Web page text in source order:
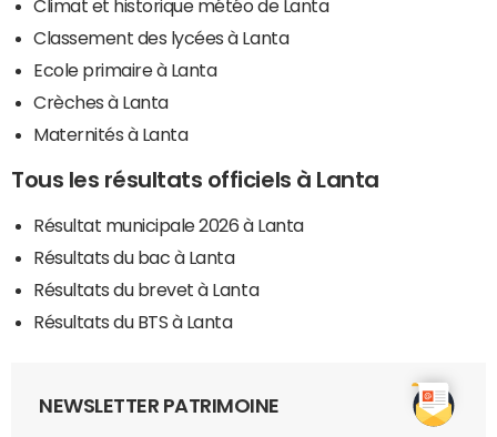
Climat et historique météo de Lanta
Classement des lycées à Lanta
Ecole primaire à Lanta
Crèches à Lanta
Maternités à Lanta
Tous les résultats officiels à Lanta
Résultat municipale 2026 à Lanta
Résultats du bac à Lanta
Résultats du brevet à Lanta
Résultats du BTS à Lanta
NEWSLETTER PATRIMOINE